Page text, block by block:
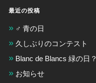
最近の投稿
‍♂️ 青の日 ️
久しぶりのコンテスト
Blanc de Blancs 緑の日？
お知らせ